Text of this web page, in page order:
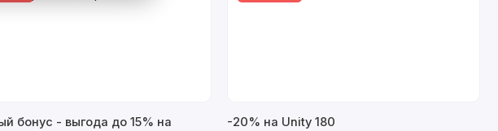
бонус - выгода до 15% на
-20% на Unity 180